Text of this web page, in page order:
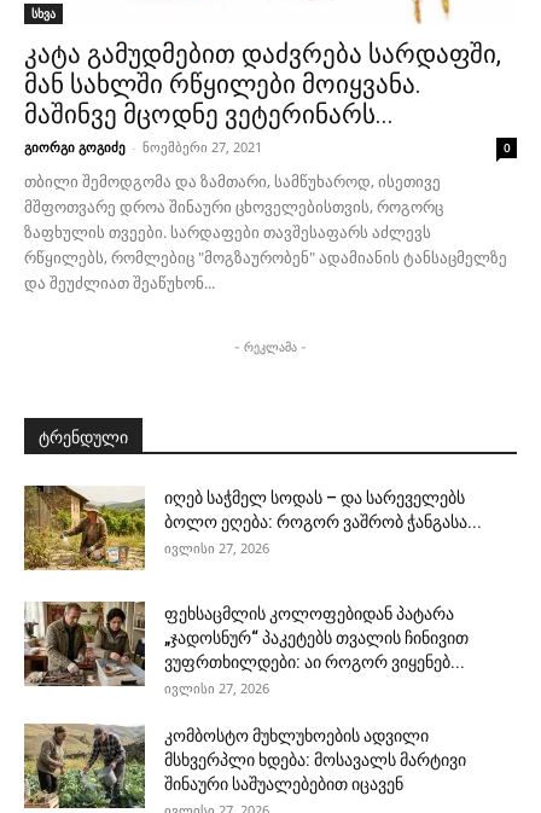
სხვა
კატა გამუდმებით დაძვრება სარდაფში,
მან სახლში რწყილები მოიყვანა.
მაშინვე მცოდნე ვეტერინარს...
გიორგი გოგიძე - ნოემბერი 27, 2021 0
თბილი შემოდგომა და ზამთარი, სამწუხაროდ, ისეთივე
მშფოთვარე დროა შინაური ცხოველებისთვის, როგორც
ზაფხულის თვეები. სარდაფები თავშესაფარს აძლევს
რწყილებს, რომლებიც "მოგზაურობენ" ადამიანის ტანსაცმელზე
და შეუძლიათ შეაწუხონ...
- რეკლამა -
ტრენდული
იღებ საჭმელ სოდას – და სარეველებს
ბოლო ეღება: როგორ ვაშრობ ჭანგასა...
ივლისი 27, 2026
ფეხსაცმლის კოლოფებიდან პატარა
„ჯადოსნურ“ პაკეტებს თვალის ჩინივით
ვუფრთხილდები: აი როგორ ვიყენებ...
ივლისი 27, 2026
კომბოსტო მუხლუხოების ადვილი
მსხვერპლი ხდება: მოსავალს მარტივი
შინაური საშუალებებით იცავენ